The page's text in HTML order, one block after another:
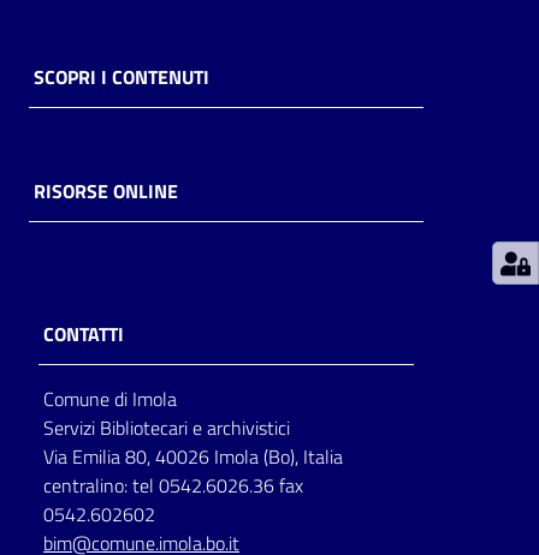
Archivio
Decentrate
lettura
Seguici
su
SCOPRI I CONTENUTI
RISORSE ONLINE
CONTATTI
Comune di Imola
Servizi Bibliotecari e archivistici
Via Emilia 80, 40026 Imola (Bo), Italia
centralino: tel 0542.6026.36 fax
0542.602602
bim@comune.imola.bo.it